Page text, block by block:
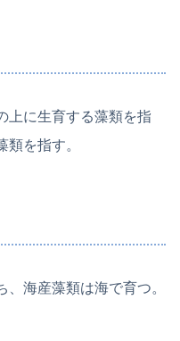
上に生育する藻類を指
類を指す。
海産藻類は海で育つ。